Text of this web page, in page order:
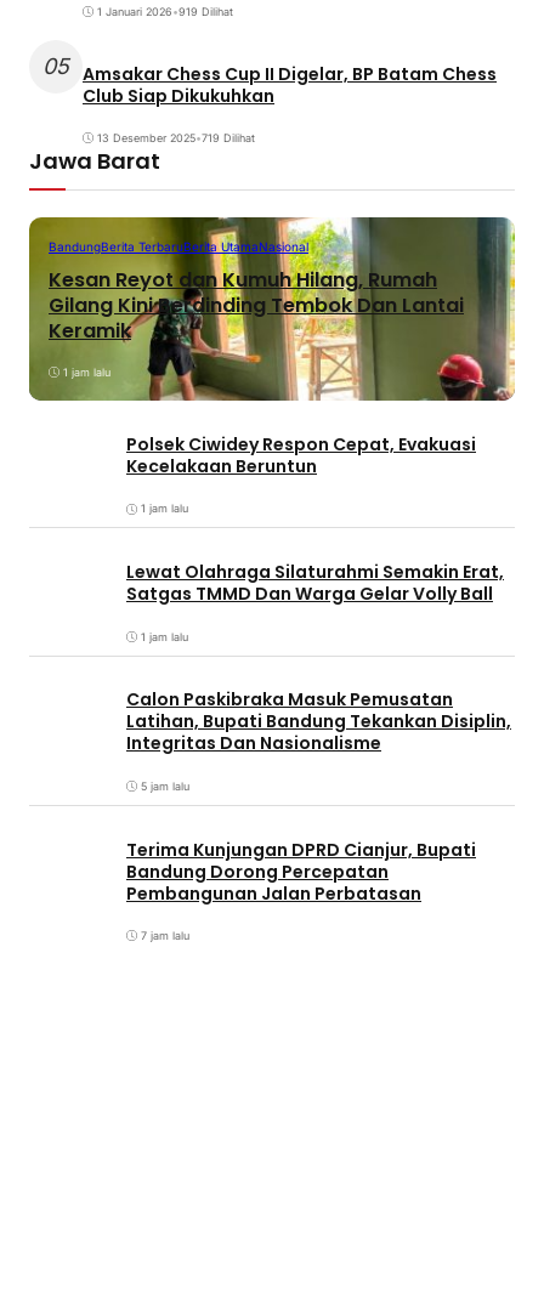
1 Januari 2026•919 Dilihat
05 Amsakar Chess Cup II Digelar, BP Batam Chess
Club Siap Dikukuhkan
13 Desember 2025•719 Dilihat
Jawa Barat
BandungBerita TerbaruBerita UtamaNasional
Kesan Reyot dan Kumuh Hilang, Rumah
Gilang Kini Berdinding Tembok Dan Lantai
Keramik
1 jam lalu
Polsek Ciwidey Respon Cepat, Evakuasi
Kecelakaan Beruntun
1 jam lalu
Lewat Olahraga Silaturahmi Semakin Erat,
Satgas TMMD Dan Warga Gelar Volly Ball
1 jam lalu
Calon Paskibraka Masuk Pemusatan
Latihan, Bupati Bandung Tekankan Disiplin,
Integritas Dan Nasionalisme
5 jam lalu
Terima Kunjungan DPRD Cianjur, Bupati
Bandung Dorong Percepatan
Pembangunan Jalan Perbatasan
7 jam lalu